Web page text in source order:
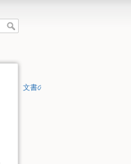
文書の先頭へ